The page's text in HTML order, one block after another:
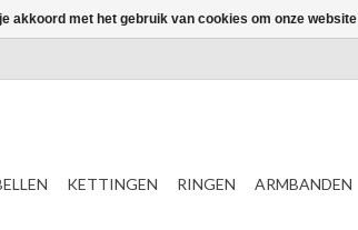
KETTINGEN RINGEN ARMBANDEN
akkoord met het gebruik van cookies om onze